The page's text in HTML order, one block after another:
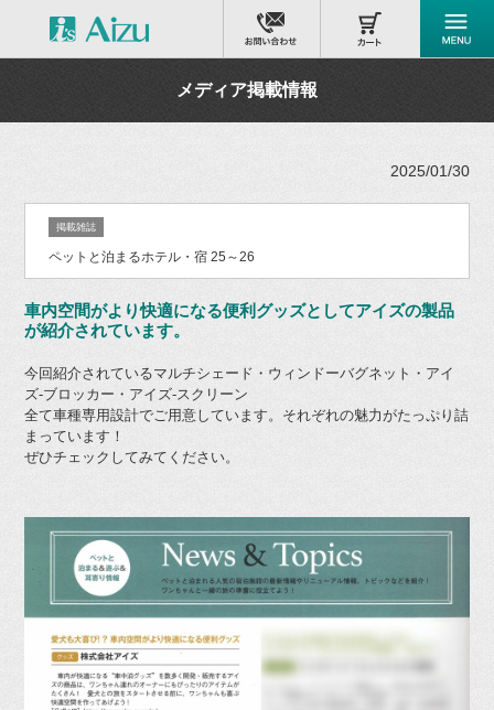
メディア掲載情報
2025/01/30
掲載雑誌
ペットと泊まるホテル・宿 25～26
車内空間がより快適になる便利グッズとしてアイズの製品
が紹介されています。
今回紹介されているマルチシェード・ウィンドーバグネット・アイ
ズ-ブロッカー・アイズ-スクリーン
全て車種専用設計でご用意しています。それぞれの魅力がたっぷり詰
まっています！
ぜひチェックしてみてください。